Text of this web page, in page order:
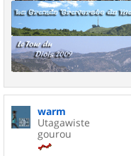
warm
Utagawiste
gourou